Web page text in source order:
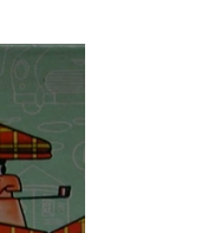
Quartettspiel